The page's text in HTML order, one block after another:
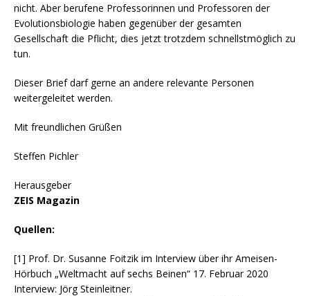
nicht. Aber berufene Professorinnen und Professoren der
Evolutionsbiologie haben gegenüber der gesamten
Gesellschaft die Pflicht, dies jetzt trotzdem schnellstmöglich zu
tun.
Dieser Brief darf gerne an andere relevante Personen
weitergeleitet werden.
Mit freundlichen Grüßen
Steffen Pichler
Herausgeber
ZEIS Magazin
Quellen:
[1] Prof. Dr. Susanne Foitzik im Interview über ihr Ameisen-
Hörbuch „Weltmacht auf sechs Beinen“ 17. Februar 2020
Interview: Jörg Steinleitner.